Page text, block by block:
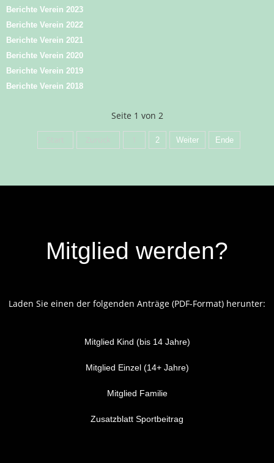
Berichte Verein 2023
Berichte Verein 2022
Berichte Verein 2021
Berichte Verein 2020
Berichte Verein 2019
Berichte Verein 2018
Seite 1 von 2
2 Weiter Ende
Mitglied werden?
Laden Sie einen der folgenden Anträge (PDF-Format) herunter:
Mitglied Kind (bis 14 Jahre)
Mitglied Einzel (14+ Jahre)
Mitglied Familie
Zusatzblatt Sportbeitrag